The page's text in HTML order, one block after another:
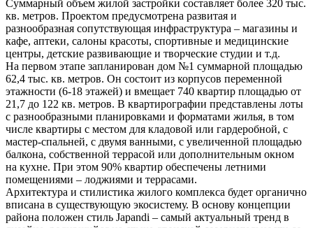
Суммарный объем жилой застройки составляет более 320 тыс.
кв. метров. Проектом предусмотрена развитая и
разнообразная сопутствующая инфраструктура – магазины и
кафе, аптеки, салоны красоты, спортивные и медицинские
центры, детские развивающие и творческие студии и т.д.
На первом этапе запланирован дом №1 суммарной площадью
62,4 тыс. кв. метров. Он состоит из корпусов переменной
этажности (6-18 этажей) и вмещает 740 квартир площадью от
21,7 до 122 кв. метров. В квартирографии представлены лоты
с разнообразными планировками и форматами жилья, в том
числе квартиры с местом для кладовой или гардеробной, с
мастер-спальней, с двумя ванными, с увеличенной площадью
балкона, собственной террасой или дополнительным окном
на кухне. При этом 90% квартир обеспечены летними
помещениями – лоджиями и террасами.
Архитектура и стилистика жилого комплекса будет органично
вписана в существующую экосистему. В основу концепции
района положен стиль Japandi – самый актуальный тренд в